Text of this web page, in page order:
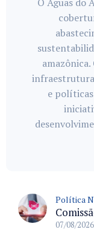
e
Política
07/08/2026